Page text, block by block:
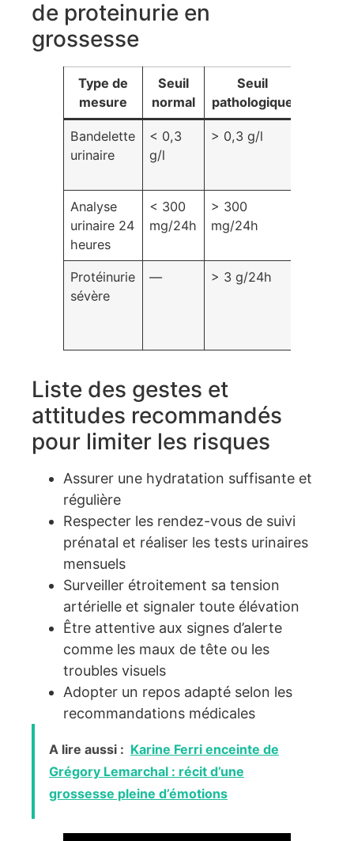
de proteinurie en
grossesse
Type de
mesure
Seuil
normal
Seuil
pathologique
Bandelette
urinaire
< 0,3
g/l
> 0,3 g/l
Analyse
urinaire 24
heures
< 300
mg/24h
> 300
mg/24h
Protéinurie
sévère
— > 3 g/24h
Liste des gestes et
attitudes recommandés
pour limiter les risques
Assurer une hydratation suffisante et
régulière
Respecter les rendez-vous de suivi
prénatal et réaliser les tests urinaires
mensuels
Surveiller étroitement sa tension
artérielle et signaler toute élévation
Être attentive aux signes d’alerte
comme les maux de tête ou les
troubles visuels
Adopter un repos adapté selon les
recommandations médicales
A lire aussi : Karine Ferri enceinte de
Grégory Lemarchal : récit d’une
grossesse pleine d’émotions